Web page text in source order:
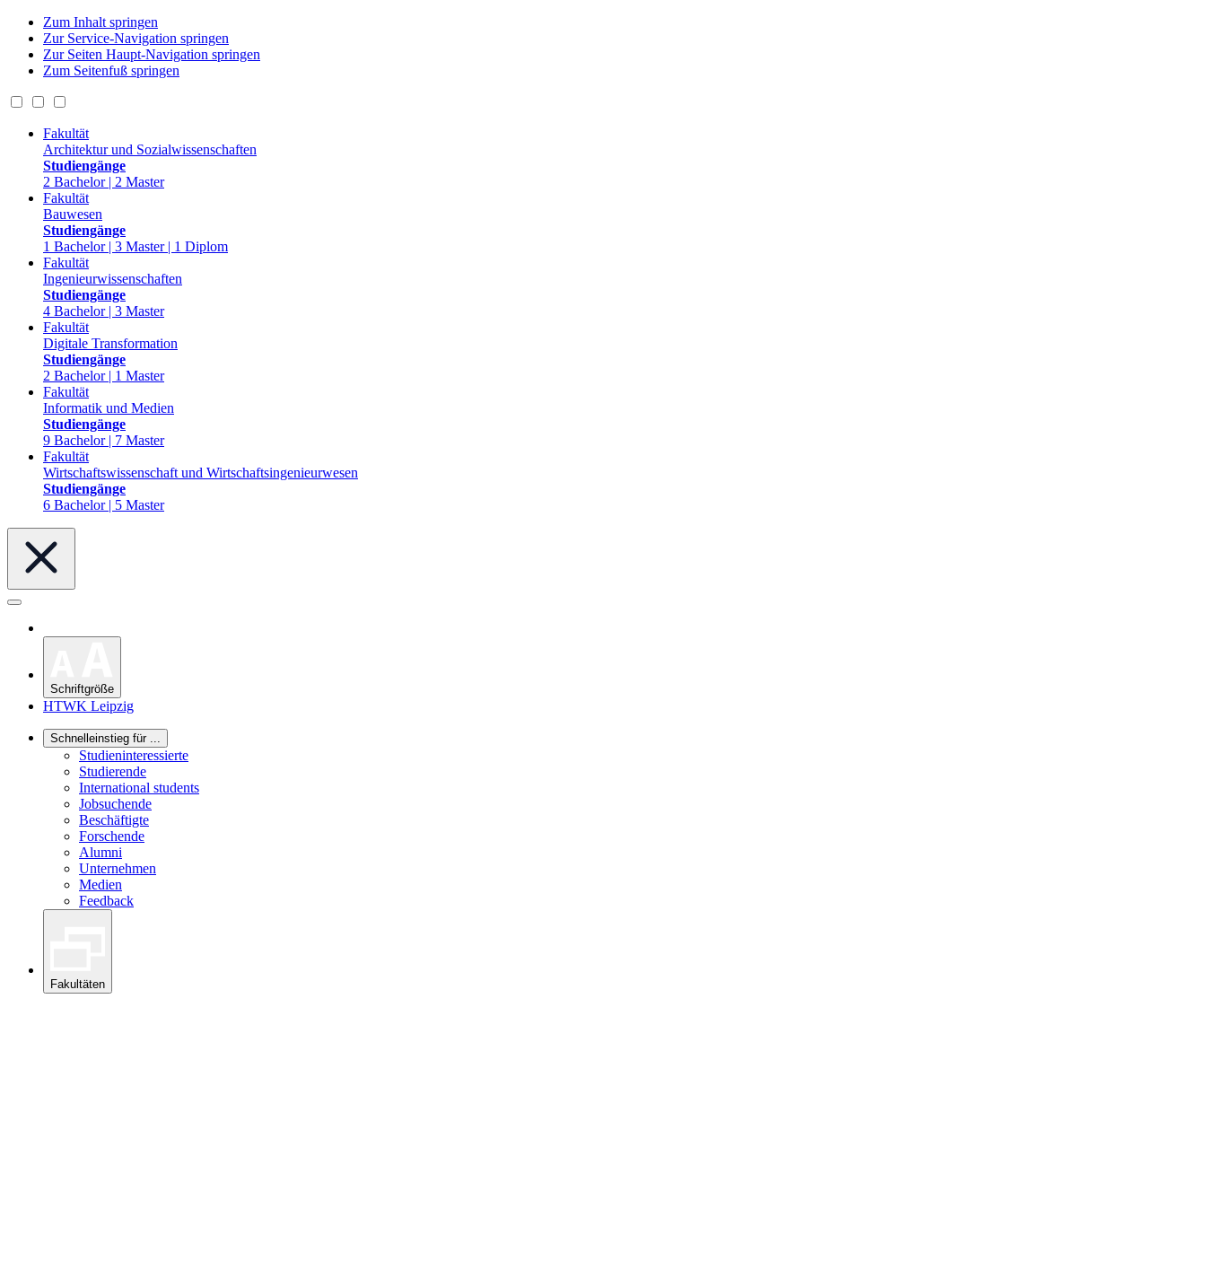
Zum Inhalt springen
Zur Service-Navigation springen
Zur Seiten Haupt-Navigation springen
Zum Seitenfuß springen
Fakultät
Architektur und Sozialwissenschaften
Studiengänge
2 Bachelor | 2 Master
Fakultät
Bauwesen
Studiengänge
1 Bachelor | 3 Master | 1 Diplom
Fakultät
Ingenieurwissenschaften
Studiengänge
4 Bachelor | 3 Master
Fakultät
Digitale Transformation
Studiengänge
2 Bachelor | 1 Master
Fakultät
Informatik und Medien
Studiengänge
9 Bachelor | 7 Master
Fakultät
Wirtschaftswissenschaft und Wirtschaftsingenieurwesen
Studiengänge
6 Bachelor | 5 Master
Schriftgröße
HTWK Leipzig
Schnelleinstieg für ...
Studieninteressierte
Studierende
International students
Jobsuchende
Beschäftigte
Forschende
Alumni
Unternehmen
Medien
Feedback
Fakultäten